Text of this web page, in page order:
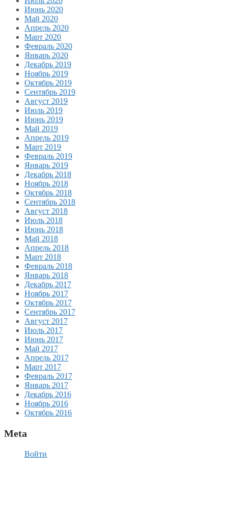
Июнь 2020
Май 2020
Апрель 2020
Март 2020
Февраль 2020
Январь 2020
Декабрь 2019
Ноябрь 2019
Октябрь 2019
Сентябрь 2019
Август 2019
Июль 2019
Июнь 2019
Май 2019
Апрель 2019
Март 2019
Февраль 2019
Январь 2019
Декабрь 2018
Ноябрь 2018
Октябрь 2018
Сентябрь 2018
Август 2018
Июль 2018
Июнь 2018
Май 2018
Апрель 2018
Март 2018
Февраль 2018
Январь 2018
Декабрь 2017
Ноябрь 2017
Октябрь 2017
Сентябрь 2017
Август 2017
Июль 2017
Июнь 2017
Май 2017
Апрель 2017
Март 2017
Февраль 2017
Январь 2017
Декабрь 2016
Ноябрь 2016
Октябрь 2016
Meta
Войти